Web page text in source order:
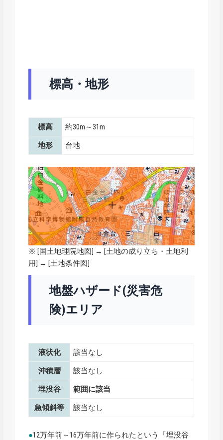
標高・地形
標高 約30m～31m
地形 台地
※ [国土地理院地図] → [土地の成り立ち・土地利
用] → [土地条件図]
地盤ハザード(災害危
険)エリア
液状化 該当なし
沖積層 該当なし
埋没谷 範囲に該当
急傾斜等 該当なし
●12万年前～16万年前に作られたという「埋没谷